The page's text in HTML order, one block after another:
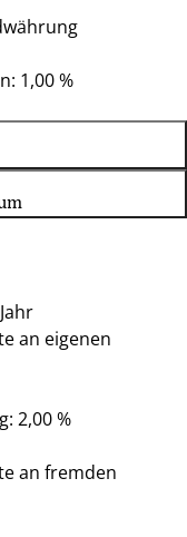
1,00 %
an eigenen
2,00 %
an fremden